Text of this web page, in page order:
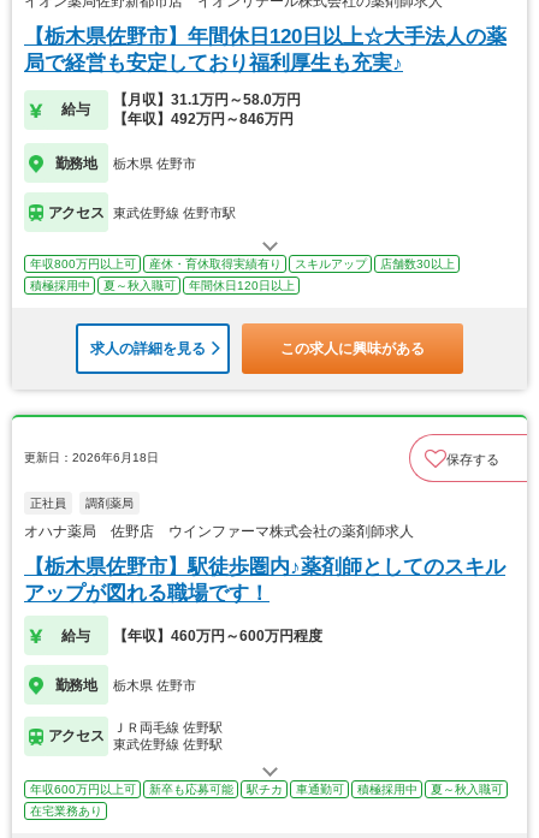
【栃木県佐野市】年間休日120日以上☆大手法人の薬
局で経営も安定しており福利厚生も充実♪
給与
【月収】31.1万円～58.0万円
【年収】492万円～846万円
勤務地 栃木県 佐野市
アクセス 東武佐野線 佐野市駅
年収800万円以上可 産休・育休取得実績有り スキルアップ
店舗数30以上
積極採用中
夏～秋入職可 年間休日120日以上
求人の詳細を見る この求人に興味がある
更新日：2026年6月18日 保存する
正社員 調剤薬局
オハナ薬局 佐野店 ウインファーマ株式会社の薬剤師求人
【栃木県佐野市】駅徒歩圏内♪薬剤師としてのスキル
アップが図れる職場です！
給与 【年収】460万円～600万円程度
勤務地 栃木県 佐野市
アクセス
ＪＲ両毛線 佐野駅
東武佐野線 佐野駅
年収600万円以上可 新卒も応募可能 駅チカ 車通勤可 積極採用中
夏～秋入職可
在宅業務あり